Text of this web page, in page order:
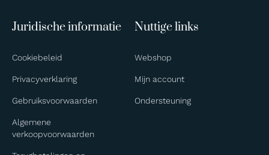
Juridische informatie
Cookiebeleid
Privacyverklaring
Gebruiksvoorwaarden
Algemene
verkoopvoorwaarden
Nuttige links
Webshop
Mijn account
Ondersteuning